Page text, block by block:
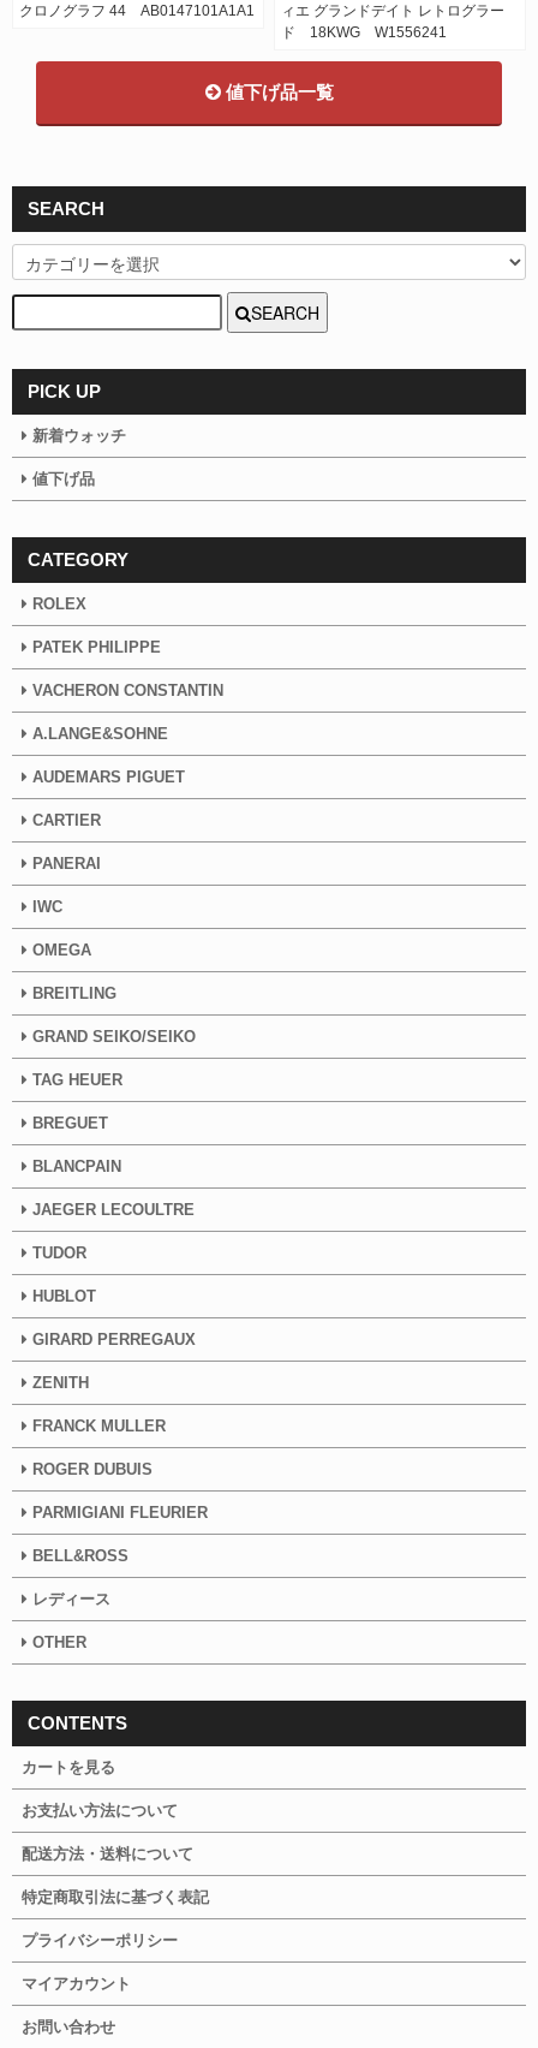
クロノグラフ 44 AB0147101A1A1
ィエ グランドデイト レトログラー
ド 18KWG W1556241
値下げ品一覧
SEARCH
SEARCH
PICK UP
新着ウォッチ
値下げ品
CATEGORY
ROLEX
PATEK PHILIPPE
VACHERON CONSTANTIN
A.LANGE&SOHNE
AUDEMARS PIGUET
CARTIER
PANERAI
IWC
OMEGA
BREITLING
GRAND SEIKO/SEIKO
TAG HEUER
BREGUET
BLANCPAIN
JAEGER LECOULTRE
TUDOR
HUBLOT
GIRARD PERREGAUX
ZENITH
FRANCK MULLER
ROGER DUBUIS
PARMIGIANI FLEURIER
BELL&ROSS
レディース
OTHER
CONTENTS
カートを見る
お支払い方法について
配送方法・送料について
特定商取引法に基づく表記
プライバシーポリシー
マイアカウント
お問い合わせ